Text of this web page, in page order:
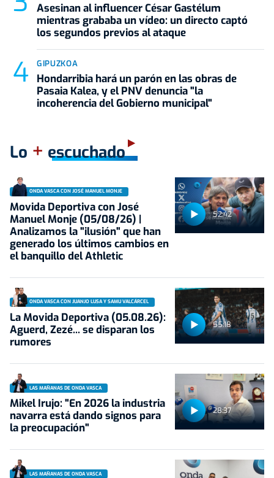
Asesinan al influencer César Gastélum
mientras grababa un vídeo: un directo captó
los segundos previos al ataque
GIPUZKOA
Hondarribia hará un parón en las obras de
Pasaia Kalea, y el PNV denuncia "la
incoherencia del Gobierno municipal"
Lo + escuchado
52:42
ONDA VASCA CON JOSÉ MANUEL MONJE
Movida Deportiva con José
Manuel Monje (05/08/26) |
Analizamos la "ilusión" que han
generado los últimos cambios en
el banquillo del Athletic
55:18
ONDA VASCA CON JUANJO LUSA Y SAMU VALCÁRCEL
La Movida Deportiva (05.08.26):
Aguerd, Zezé... se disparan los
rumores
28:37
LAS MAÑANAS DE ONDA VASCA
Mikel Irujo: "En 2026 la industria
navarra está dando signos para
la preocupación"
LAS MAÑANAS DE ONDA VASCA